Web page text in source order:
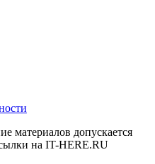
материалов допускается
на IT-HERE.RU